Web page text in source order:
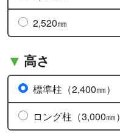
2,520㎜
高さ
標準柱（2,400㎜）
ロング柱（3,000㎜）